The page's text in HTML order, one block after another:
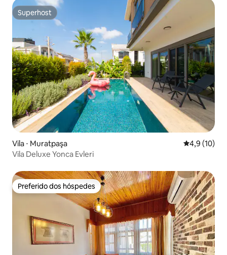
Superhost
Superhost
Vila ⋅ Muratpaşa 4,9 de uma
4,9 (10)
Vila Deluxe Yonca Evleri
Preferido dos hóspedes
Preferido dos hóspedes